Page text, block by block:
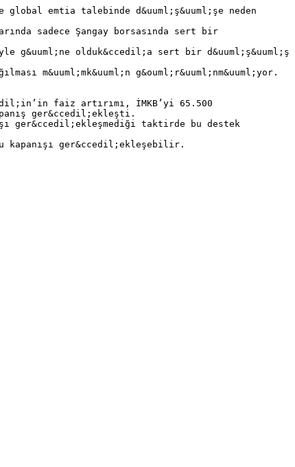
emtia talebinde d&uuml;ş&uuml;şe neden
sadece Şangay borsasında sert bir
g&uuml;ne olduk&ccedil;a sert bir d&uuml;ş&uuml;ş
m&uuml;mk&uuml;n g&ouml;r&uuml;nm&uuml;yor.
faiz artırımı, İMKB’yi 65.500
ger&ccedil;ekleşti.
ger&ccedil;ekleşmediği taktirde bu destek
kapanışı ger&ccedil;ekleşebilir.